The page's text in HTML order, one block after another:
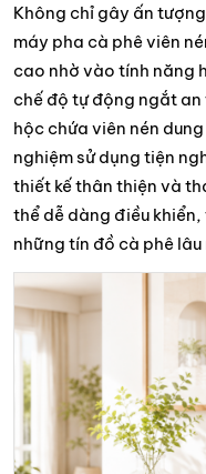
Không chỉ gây ấn
máy pha cà phê viên
cao nhờ vào tính năng
chế độ tự động ngắt
hộc chứa viên nén
nghiệm sử dụng tiện
thiết kế thân thiện và
thể dễ dàng điều
những tín đồ cà phê lâu